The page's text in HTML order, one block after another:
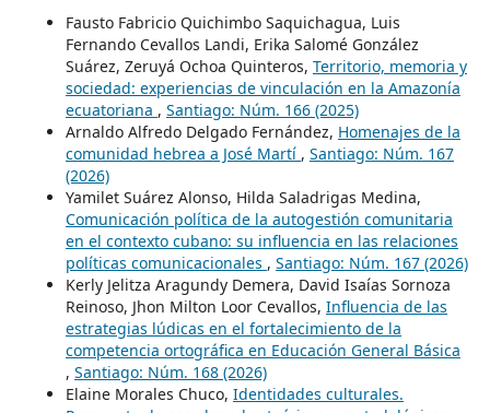
Fausto Fabricio Quichimbo Saquichagua, Luis
Fernando Cevallos Landi, Erika Salomé González
Suárez, Zeruyá Ochoa Quinteros, Territorio, memoria y
sociedad: experiencias de vinculación en la Amazonía
ecuatoriana , Santiago: Núm. 166 (2025)
Arnaldo Alfredo Delgado Fernández, Homenajes de la
comunidad hebrea a José Martí , Santiago: Núm. 167
(2026)
Yamilet Suárez Alonso, Hilda Saladrigas Medina,
Comunicación política de la autogestión comunitaria
en el contexto cubano: su influencia en las relaciones
políticas comunicacionales , Santiago: Núm. 167 (2026)
Kerly Jelitza Aragundy Demera, David Isaías Sornoza
Reinoso, Jhon Milton Loor Cevallos, Influencia de las
estrategias lúdicas en el fortalecimiento de la
competencia ortográfica en Educación General Básica
, Santiago: Núm. 168 (2026)
Elaine Morales Chuco, Identidades culturales.